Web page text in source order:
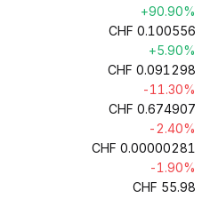
+90.90%
CHF 0.100556
+5.90%
CHF 0.091298
-11.30%
CHF 0.674907
-2.40%
CHF 0.00000281
-1.90%
CHF 55.98